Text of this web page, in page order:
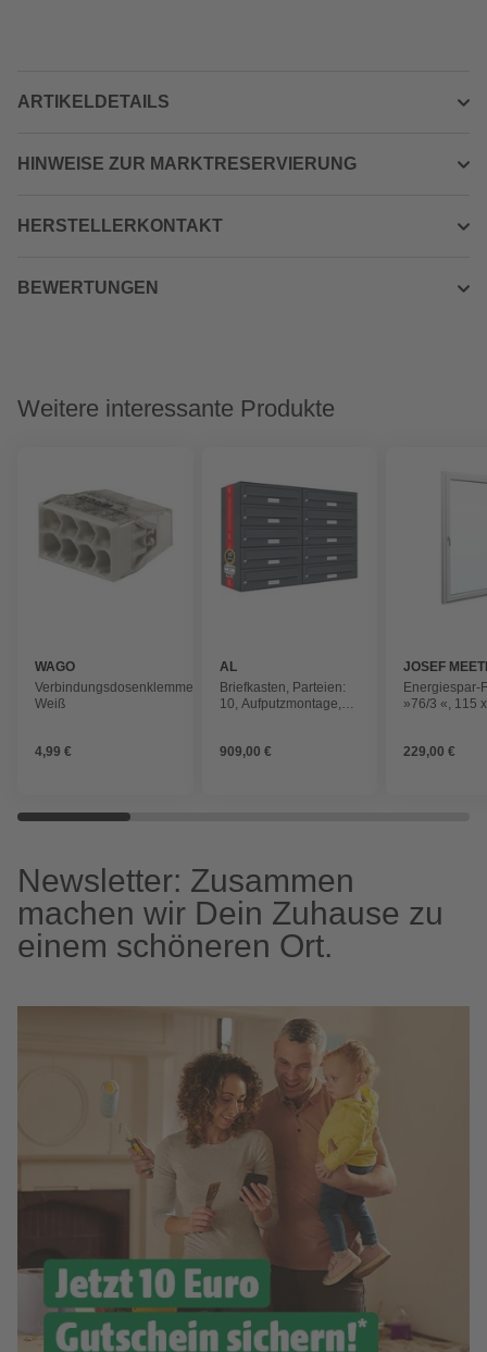
ARTIKELDETAILS
HINWEISE ZUR MARKTRESERVIERUNG
HERSTELLERKONTAKT
BEWERTUNGEN
Weitere interessante Produkte
WAGO
Verbindungsdosenklemme,
Weiß
4,99 €
AL
BRIEFKASTENSYSTEME
Briefkasten, Parteien:
10, Aufputzmontage,
909,00 €
JOSEF
FENSTER
TÜREN
Energiespar-
»76/3 «, 115
229,00 €
Newsletter: Zusammen
machen wir Dein Zuhause zu
einem schöneren Ort.